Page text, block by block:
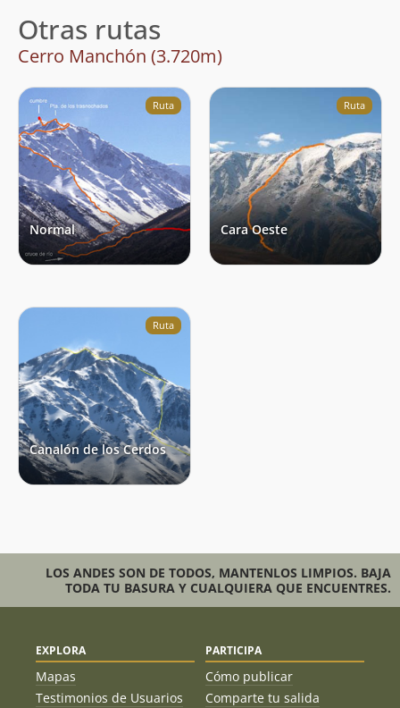
Otras rutas
Cerro Manchón (3.720m)
Ruta
Normal
Ruta
Cara Oeste
Ruta
Canalón de los Cerdos
LOS ANDES SON DE TODOS, MANTENLOS LIMPIOS. BAJA
TODA TU BASURA Y CUALQUIERA QUE ENCUENTRES.
EXPLORA
Mapas
Testimonios de Usuarios
PARTICIPA
Cómo publicar
Comparte tu salida